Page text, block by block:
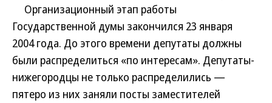
Организационный этап работы
Государственной думы закончился 23 января
2004 года. До этого времени депутаты должны
были распределиться «по интересам». Депутаты-
нижегородцы не только распределились —
пятеро из них заняли посты заместителей